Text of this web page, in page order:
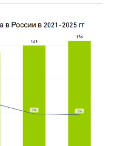
занимает
70,8%, основные
Франция, Австрия,
представлен
из стран: